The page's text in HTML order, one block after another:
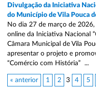
Divulgação da Iniciativa
do Município de Vila Pouca
No dia 27 de março de 2026,
online da Iniciativa Nacional
Câmara Municipal de Vila
apresentar o projeto e
“Comércio com História” ...
« anterior 1 2 3 4 5